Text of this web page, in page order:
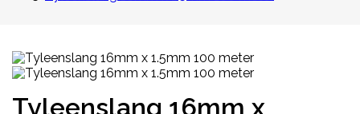
Tyleenslang 16mm x